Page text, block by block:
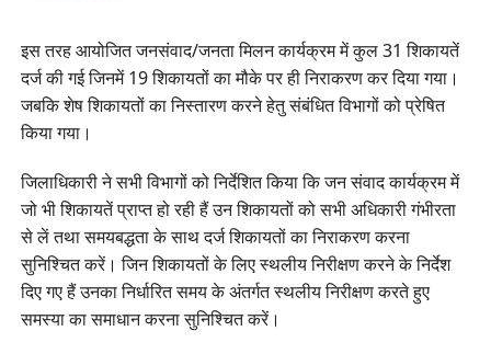
इस तरह आयोजित जनसंवाद/जनता मिलन कार्यक्रम में कुल 31 शिकायतें
दर्ज की गई जिनमें 19 शिकायतों का मौके पर ही निराकरण कर दिया गया।
जबकि शेष शिकायतों का निस्तारण करने हेतु संबंधित विभागों को प्रेषित
किया गया।
जिलाधिकारी ने सभी विभागों को निर्देशित किया कि जन संवाद कार्यक्रम में
जो भी शिकायतें प्राप्त हो रही हैं उन शिकायतों को सभी अधिकारी गंभीरता
से लें तथा समयबद्धता के साथ दर्ज शिकायतों का निराकरण करना
सुनिश्चित करें। जिन शिकायतों के लिए स्थलीय निरीक्षण करने के निर्देश
दिए गए हैं उनका निर्धारित समय के अंतर्गत स्थलीय निरीक्षण करते हुए
समस्या का समाधान करना सुनिश्चित करें।